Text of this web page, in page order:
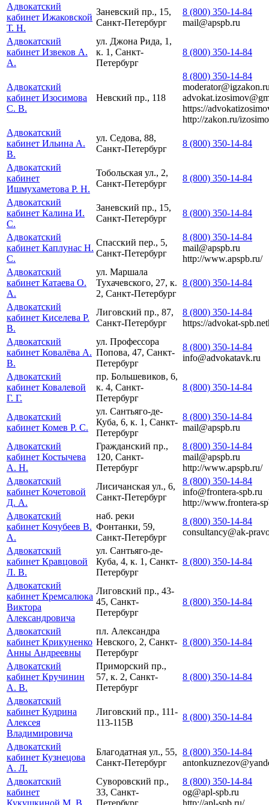
Адвокатский
кабинет Ижаковской
Т. Н.
Заневский пр., 15,
Санкт-Петербург
8 (800) 350-14-84
mail@apspb.ru
Адвокатский
кабинет Извеков А.
А.
ул. Джона Рида, 1,
к. 1, Санкт-
Петербург
8 (800) 350-14-84
Адвокатский
кабинет Изосимова
С. В.
Невский пр., 118
8 (800) 350-14-84
https://
http://zakon.ru/
Адвокатский
кабинет Ильина А.
В.
ул. Седова, 88,
Санкт-Петербург
8 (800) 350-14-84
Адвокатский
кабинет
Ишмухаметова Р. Н.
Тобольская ул., 2,
Санкт-Петербург
8 (800) 350-14-84
Адвокатский
кабинет Калина И.
С.
Заневский пр., 15,
Санкт-Петербург
8 (800) 350-14-84
Адвокатский
кабинет Каплунас Н.
С.
Спасский пер., 5,
Санкт-Петербург
8 (800) 350-14-84
mail@apspb.ru
http://www.apspb.ru/
Адвокатский
кабинет Катаева О.
А.
ул. Маршала
Тухачевского, 27, к.
2, Санкт-Петербург
8 (800) 350-14-84
Адвокатский
кабинет Киселева Р.
В.
Лиговский пр., 87,
Санкт-Петербург
8 (800) 350-14-84
https://advokat-
Адвокатский
кабинет Ковалёва А.
В.
ул. Профессора
Попова, 47, Санкт-
Петербург
8 (800) 350-14-84
info@advokatavk.ru
Адвокатский
кабинет Ковалевой
Г. Г.
пр. Большевиков, 6,
к. 4, Санкт-
Петербург
8 (800) 350-14-84
Адвокатский
кабинет Комев Р. С.
ул. Сантьяго-де-
Куба, 6, к. 1, Санкт-
Петербург
8 (800) 350-14-84
mail@apspb.ru
Адвокатский
кабинет Костычева
А. Н.
Гражданский пр.,
120, Санкт-
Петербург
8 (800) 350-14-84
mail@apspb.ru
http://www.apspb.ru/
Адвокатский
кабинет Кочетовой
Д. А.
Лисичанская ул., 6,
Санкт-Петербург
8 (800) 350-14-84
info@frontera-spb.ru
http://www.frontera-
Адвокатский
кабинет Кочубеев В.
А.
наб. реки
Фонтанки, 59,
Санкт-Петербург
8 (800) 350-14-84
consultancy@ak-
Адвокатский
кабинет Кравцовой
Л. В.
ул. Сантьяго-де-
Куба, 4, к. 1, Санкт-
Петербург
8 (800) 350-14-84
Адвокатский
кабинет Кремсалюка
Виктора
Александровича
Лиговский пр., 43-
45, Санкт-
Петербург
8 (800) 350-14-84
Адвокатский
кабинет Крикуненко
Анны Андреевны
пл. Александра
Невского, 2, Санкт-
Петербург
8 (800) 350-14-84
Адвокатский
кабинет Кручинин
А. В.
Приморский пр.,
57, к. 2, Санкт-
Петербург
8 (800) 350-14-84
Адвокатский
кабинет Кудрина
Алексея
Владимировича
Лиговский пр., 111-
113-115В
8 (800) 350-14-84
Адвокатский
кабинет Кузнецова
А. Л.
Благодатная ул., 55,
Санкт-Петербург
8 (800) 350-14-84
Адвокатский
кабинет
Кукушкиной М. В.
Суворовский пр.,
33, Санкт-
Петербург
8 (800) 350-14-84
og@apl-spb.ru
http://apl-spb.ru/